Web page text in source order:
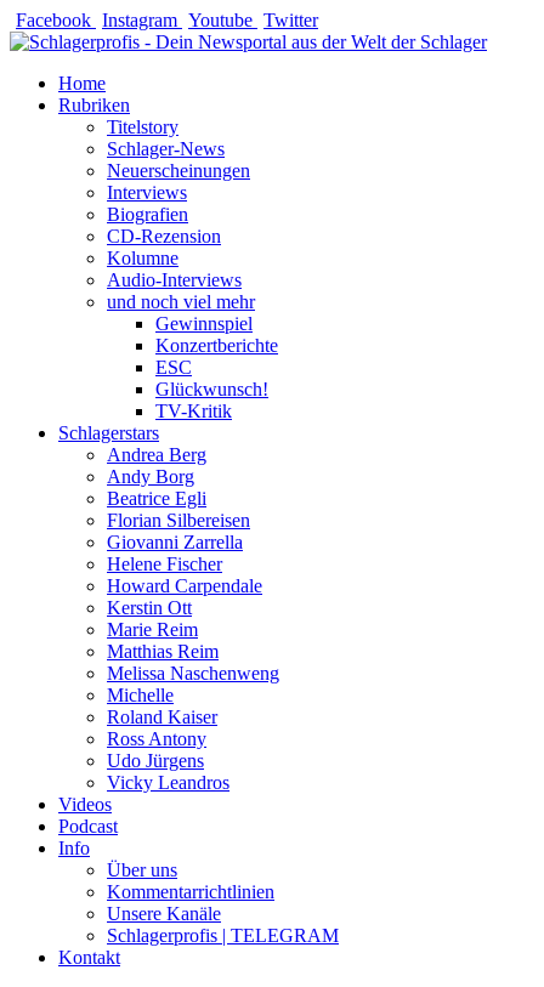
Zum
Inhalt
Facebook Instagram Youtube Twitter
Home
Rubriken
Titelstory
Schlager-News
Neuerscheinungen
Interviews
Biografien
CD-Rezension
Kolumne
Audio-Interviews
und noch viel mehr
Gewinnspiel
Konzertberichte
ESC
Glückwunsch!
TV-Kritik
Schlagerstars
Andrea Berg
Andy Borg
Beatrice Egli
Florian Silbereisen
Giovanni Zarrella
Helene Fischer
Howard Carpendale
Kerstin Ott
Marie Reim
Matthias Reim
Melissa Naschenweng
Michelle
Roland Kaiser
Ross Antony
Udo Jürgens
Vicky Leandros
Videos
Podcast
Info
Über uns
Kommentarrichtlinien
Unsere Kanäle
Schlagerprofis | TELEGRAM
Kontakt